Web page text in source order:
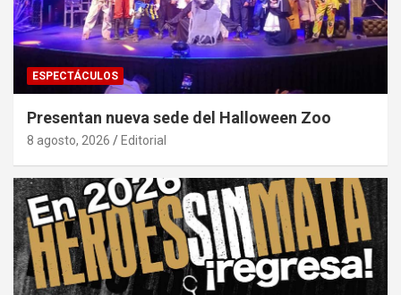
ESPECTÁCULOS
Presentan nueva sede del Halloween Zoo
8 agosto, 2026 Editorial